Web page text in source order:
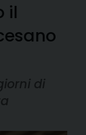
il
di